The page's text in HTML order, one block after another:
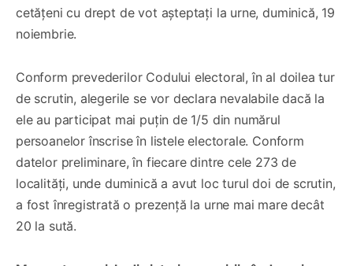
cetățeni cu drept de vot așteptați la urne, duminică, 19
noiembrie.
Conform prevederilor Codului electoral, în al doilea tur
de scrutin, alegerile se vor declara nevalabile dacă la
ele au participat mai puțin de 1/5 din numărul
persoanelor înscrise în listele electorale. Conform
datelor preliminare, în fiecare dintre cele 273 de
localități, unde duminică a avut loc turul doi de scrutin,
a fost înregistrată o prezență la urne mai mare decât
20 la sută.